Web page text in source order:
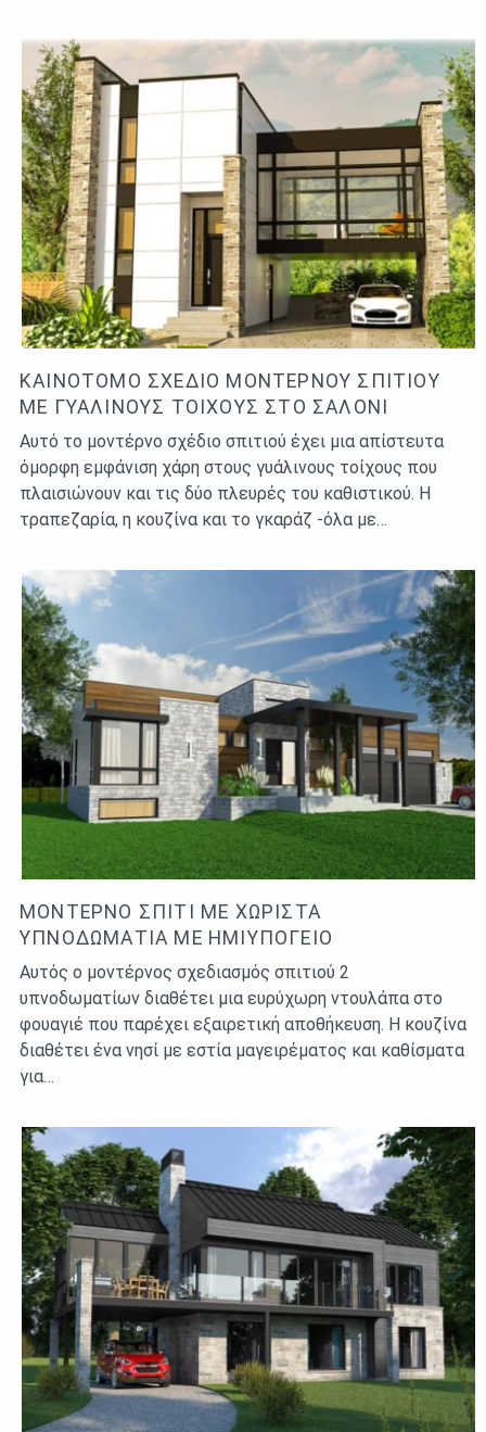
ΚΑΙΝΟΤΌΜΟ ΣΧΈΔΙΟ ΜΟΝΤΈΡΝΟΥ ΣΠΙΤΙΟΎ
ΜΕ ΓΥΆΛΙΝΟΥΣ ΤΟΊΧΟΥΣ ΣΤΟ ΣΑΛΌΝΙ
Αυτό το μοντέρνο σχέδιο σπιτιού έχει μια απίστευτα
όμορφη εμφάνιση χάρη στους γυάλινους τοίχους που
πλαισιώνουν και τις δύο πλευρές του καθιστικού. Η
τραπεζαρία, η κουζίνα και το γκαράζ -όλα με…
ΜΟΝΤΈΡΝΟ ΣΠΊΤΙ ΜΕ ΧΩΡΙΣΤΆ
ΥΠΝΟΔΩΜΆΤΙΑ ΜΕ ΗΜΙΥΠΌΓΕΙΟ
Αυτός ο μοντέρνος σχεδιασμός σπιτιού 2
υπνοδωματίων διαθέτει μια ευρύχωρη ντουλάπα στο
φουαγιέ που παρέχει εξαιρετική αποθήκευση. Η κουζίνα
διαθέτει ένα νησί με εστία μαγειρέματος και καθίσματα
για…